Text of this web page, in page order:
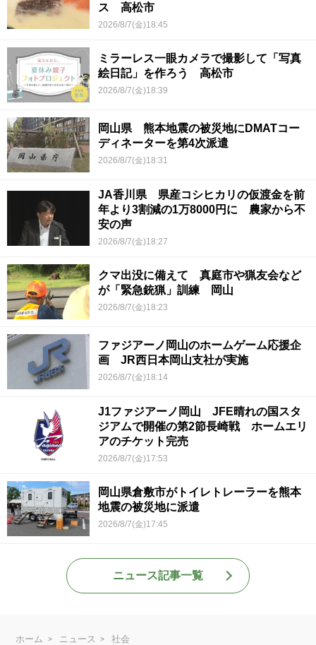
ス 高松市
2026/8/7(金)18:45
ミラーレス一眼カメラで撮影して「写真
絵日記」を作ろう 高松市
2026/8/7(金)18:39
岡山県 熊本地震の被災地にDMATコー
ディネーターを第4次派遣
2026/8/7(金)18:31
JA香川県 県産コシヒカリの仮渡金を前
年より3割減の1万8000円に 農家から不
安の声
2026/8/7(金)18:27
クマ出没に備えて 真庭市や猟友会など
が「緊急銃猟」訓練 岡山
2026/8/7(金)18:23
ファジアーノ岡山のホームゲーム応援企
画 JR西日本岡山支社が実施
2026/8/7(金)18:14
J1ファジアーノ岡山 JFE晴れの国スタ
ジアムで開催の第2節長崎戦 ホームエリ
アのチケット完売
2026/8/7(金)17:53
岡山県倉敷市がトイレトレーラーを熊本
地震の被災地に派遣
2026/8/7(金)17:45
ニュース記事一覧
ホーム ニュース
社会